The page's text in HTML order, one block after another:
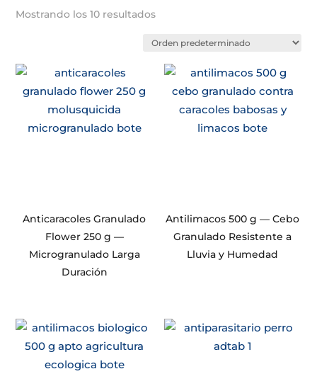
Mostrando los 10 resultados
Anticaracoles Granulado
Flower 250 g —
Microgranulado Larga
Duración
Antilimacos 500 g — Cebo
Granulado Resistente a
Lluvia y Humedad